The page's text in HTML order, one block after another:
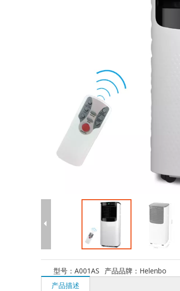
型号： A001AS 产品品牌： Helenbo
产品描述